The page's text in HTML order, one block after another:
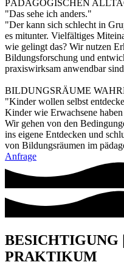
PÄDAGOGISCHEN
"Das sehe ich anders."
"Der kann sich schlecht in
es mitunter. Vielfältiges
wie gelingt das? Wir nutzen
Bildungsforschung und
praxiswirksam anwendbar
BILDUNGSRÄUME
"Kinder wollen selbst
Kinder wie Erwachsene
Wir gehen von den
ins eigene Entdecken und
von Bildungsräumen im
Anfrage
BESICHTIGUNG
PRAKTIKUM